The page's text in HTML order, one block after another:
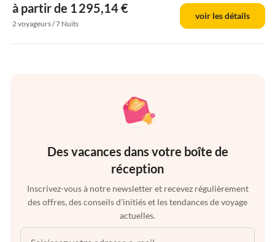
à partir de 1 295,14 €
2 voyageurs / 7 Nuits
voir les détails
Des vacances dans votre boîte de
réception
Inscrivez-vous à notre newsletter et recevez régulièrement
des offres, des conseils d'initiés et les tendances de voyage
actuelles.